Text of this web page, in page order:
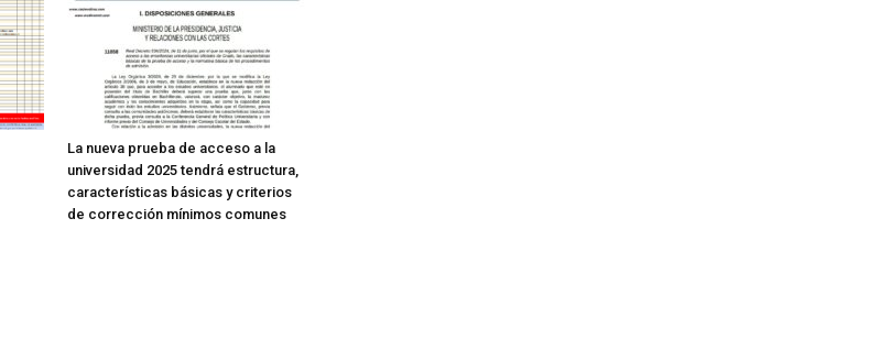
La nueva prueba de acceso a la
universidad 2025 tendrá estructura,
características básicas y criterios
de corrección mínimos comunes